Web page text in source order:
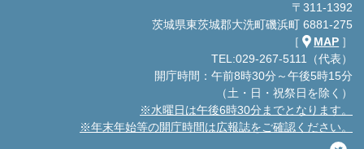
〒311-1392
茨城県東茨城郡大洗町磯浜町 6881-275
［
MAP ］
TEL:029-267-5111（代表）
開庁時間：午前8時30分～午後5時15分
（土・日・祝祭日を除く）
※水曜日は午後6時30分までとなります。
※年末年始等の開庁時間は広報誌をご確認ください。